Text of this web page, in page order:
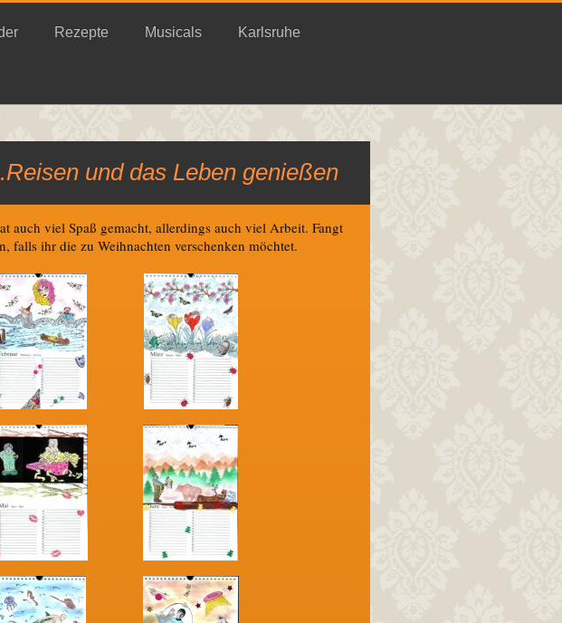
Rezepte Musicals Karlsruhe
und das Leben genießen
auch viel Spaß gemacht, allerdings auch viel Arbeit. Fangt
falls ihr die zu Weihnachten verschenken möchtet.